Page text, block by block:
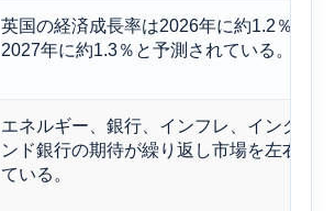
英国の経済成長率は2026年に約1.2％、
2027年に約1.3％と予測されている。
エネルギー、銀行、インフレ、イングラ
ンド銀行の期待が繰り返し市場を左右し
ている。